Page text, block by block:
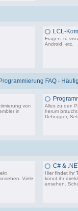
LCL-
Fragen zu
Android, etc.
FAQ -
von
in
Alles zu den
herum
Debugger,
Viele
C# &
Hier findet ihr
könnt ihr
ansehen.